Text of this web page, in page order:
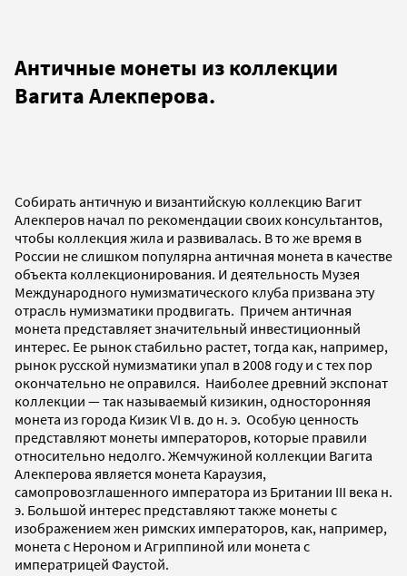
Античные монеты из коллекции
Вагита Алекперова.
Собирать античную и византийскую коллекцию Вагит
Алекперов начал по рекомендации своих консультантов,
чтобы коллекция жила и развивалась. В то же время в
России не слишком популярна античная монета в качестве
объекта коллекционирования. И деятельность Музея
Международного нумизматического клуба призвана эту
отрасль нумизматики продвигать. Причем античная
монета представляет значительный инвестиционный
интерес. Ее рынок стабильно растет, тогда как, например,
рынок русской нумизматики упал в 2008 году и с тех пор
окончательно не оправился. Наиболее древний экспонат
коллекции — так называемый кизикин, односторонняя
монета из города Кизик VI в. до н. э. Особую ценность
представляют монеты императоров, которые правили
относительно недолго. Жемчужиной коллекции Вагита
Алекперова является монета Караузия,
самопровозглашенного императора из Британии III века н.
э. Большой интерес представляют также монеты с
изображением жен римских императоров, как, например,
монета с Нероном и Агриппиной или монета с
императрицей Фаустой.